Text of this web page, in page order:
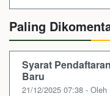
Paling
Syarat
Baru
21/12/2025 07:38 -